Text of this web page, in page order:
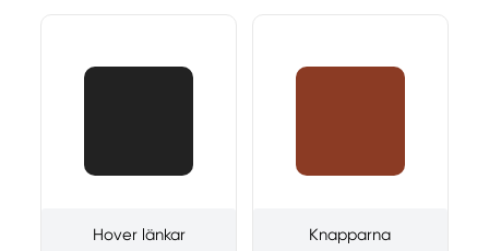
Hover länkar Knapparna